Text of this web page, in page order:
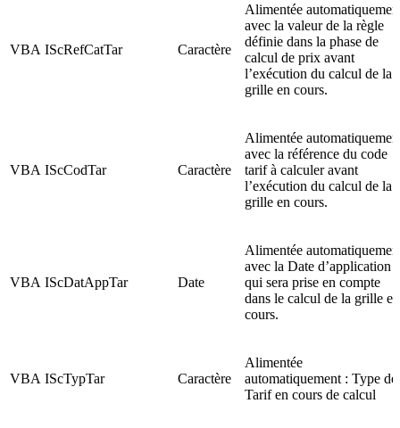
VBA IScRefCatTar Caractère
Alimentée
avec la valeur de la règle
définie dans la phase de
calcul de prix avant
l’exécution du calcul de la
grille en cours.
VBA IScCodTar Caractère
Alimentée
avec la référence du code
tarif à calculer avant
l’exécution du calcul de la
grille en cours.
VBA IScDatAppTar Date
Alimentée
avec la Date d’application
qui sera prise en compte
dans le calcul de la grille en
cours.
VBA IScTypTar Caractère
Alimentée
automatiquement : Type de
Tarif en cours de calcul